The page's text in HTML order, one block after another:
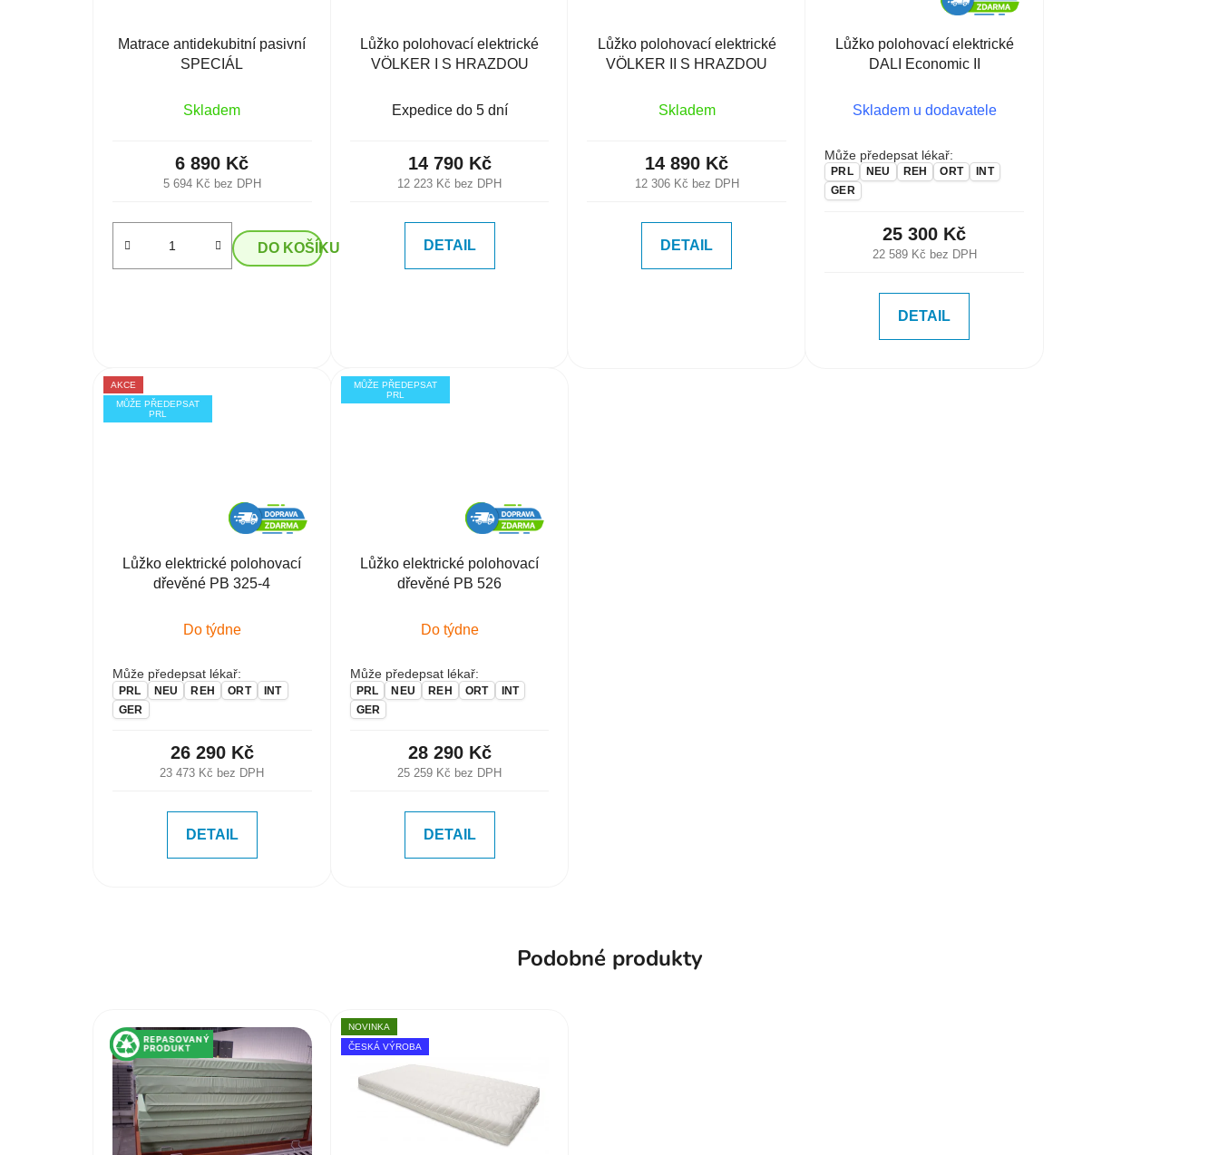
Matrace antidekubitní pasivní
SPECIÁL
Skladem
5 694 Kč bez DPH
6 890 Kč
DO KOŠÍKU
Lůžko polohovací elektrické
VÖLKER I S HRAZDOU
Expedice do 5 dní
12 223 Kč bez DPH
14 790 Kč
DETAIL
Lůžko polohovací elektrické
VÖLKER II S HRAZDOU
Skladem
12 306 Kč bez DPH
14 890 Kč
DETAIL
Lůžko polohovací elektrické
DALI Economic II
Skladem u dodavatele
Může předepsat lékař:
PRL NEU REH ORT
INT
GER
22 589 Kč bez DPH
25 300 Kč
DETAIL
AKCE
MŮŽE PŘEDEPSAT
PRL
Lůžko elektrické polohovací
dřevěné PB 325-4
Do týdne
Může předepsat lékař:
PRL NEU REH ORT
INT
GER
23 473 Kč bez DPH
26 290 Kč
DETAIL
MŮŽE PŘEDEPSAT
PRL
Lůžko elektrické polohovací
dřevěné PB 526
Do týdne
Může předepsat lékař:
PRL NEU REH ORT
INT
GER
25 259 Kč bez DPH
28 290 Kč
DETAIL
Podobné produkty
NOVINKA
ČESKÁ VÝROBA